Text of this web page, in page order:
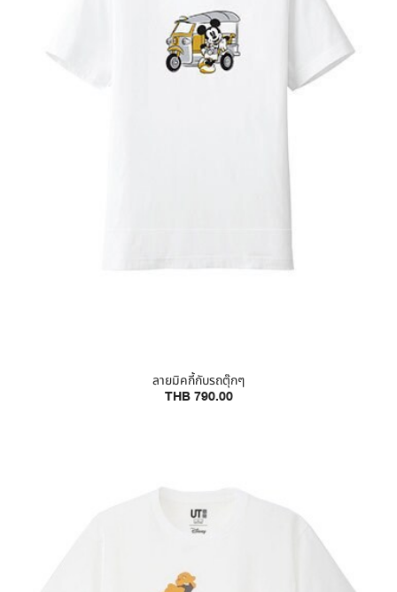
ลายมิคกี้กับรถตุ๊กๆ
THB 790.00